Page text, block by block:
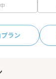
ラン